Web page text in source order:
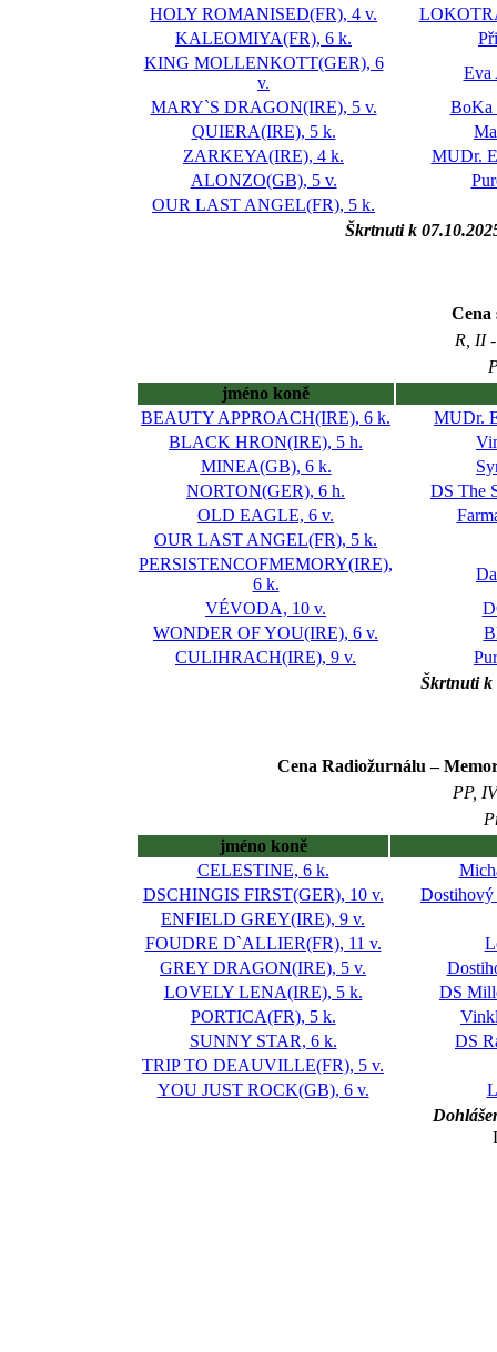
HOLY ROMANISED(FR), 4 v.
KALEOMIYA(FR), 6 k.
KING MOLLENKOTT(GER), 6
v.
Eva
MARY`S DRAGON(IRE), 5 v.
BoKa
QUIERA(IRE), 5 k.
ZARKEYA(IRE), 4 k.
MUDr.
ALONZO(GB), 5 v.
OUR LAST ANGEL(FR), 5 k.
Škrtnuti k
Cena
R, II
jméno koně
BEAUTY APPROACH(IRE), 6 k.
MUDr.
BLACK HRON(IRE), 5 h.
MINEA(GB), 6 k.
NORTON(GER), 6 h.
DS The
OLD EAGLE, 6 v.
OUR LAST ANGEL(FR), 5 k.
PERSISTENCOFMEMORY(IRE),
6 k.
VÉVODA, 10 v.
WONDER OF YOU(IRE), 6 v.
CULIHRACH(IRE), 9 v.
Škrtnuti k
Cena Radiožurnálu –
PP,
jméno koně
CELESTINE, 6 k.
DSCHINGIS FIRST(GER), 10 v.
ENFIELD GREY(IRE), 9 v.
FOUDRE D`ALLIER(FR), 11 v.
GREY DRAGON(IRE), 5 v.
LOVELY LENA(IRE), 5 k.
DS
PORTICA(FR), 5 k.
SUNNY STAR, 6 k.
DS
TRIP TO DEAUVILLE(FR), 5 v.
YOU JUST ROCK(GB), 6 v.